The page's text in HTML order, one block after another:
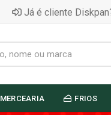
Já é cliente
MERCEARIA FRIOS